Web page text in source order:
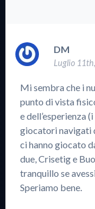
DM
Luglio
Mi sembra che i
punto di vista
e dell’esperienza
giocatori navigati
ci hanno giocato
due, Crisetig e
tranquillo se
Speriamo bene.